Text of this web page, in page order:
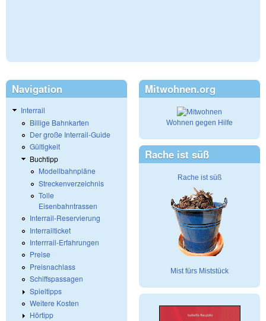
Navigation
Interrail
Billige Bahnkarten
Der große Interrail-Guide
Gültigkeit
Buchtipp
Modellbahnpläne
Streckenverzeichnis
Tolle
Eisenbahntrassen
Interrail-Reservierung
Interrailticket
Interrrail-Erfahrungen
Preise
Preisnachlass
Schiffspassagen
Spieltipps
Weitere Kosten
Hörtipp
Mitwohnen.org
Wohnen gegen Hilfe
Rache ist süß
Rache ist süß
Mist fürs Miststück